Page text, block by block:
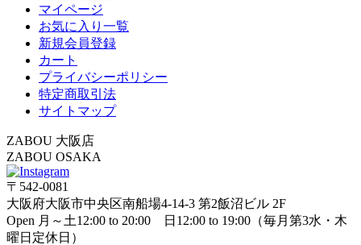
マイページ
お気に入り一覧
新規会員登録
カート
プライバシーポリシー
特定商取引法
サイトマップ
ZABOU 大阪店
ZABOU OSAKA
〒542-0081
大阪府大阪市中央区南船場4-14-3 第2飯沼ビル 2F
Open 月～土12:00 to 20:00 日12:00 to 19:00（毎月第3水・木
曜日定休日）